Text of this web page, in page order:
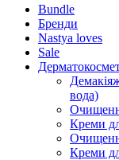
Bundle
Бренди
Nastya loves
Sale
вода)
Креми
Креми